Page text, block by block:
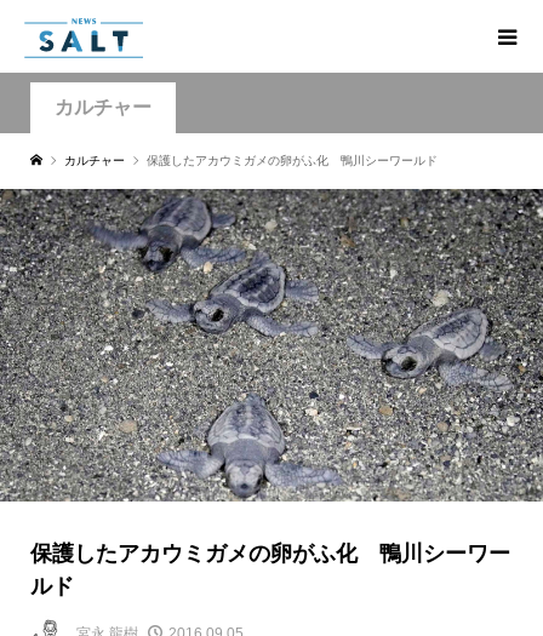
カルチャー
カルチャー 保護したアカウミガメの卵がふ化 鴨川シーワールド
保護したアカウミガメの卵がふ化 鴨川シーワー
ルド